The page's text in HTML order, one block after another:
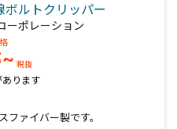
ルトクリッパー
ーポレーション
税抜
ります
ァイバー製です。